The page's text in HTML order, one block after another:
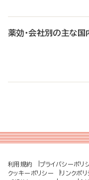
薬効・会社別の主な国
利用規約 プライバシーポリ
クッキーポリシー
リンクポリ